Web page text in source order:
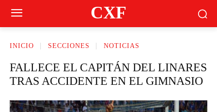
CXF
INICIO SECCIONES NOTICIAS
FALLECE EL CAPITÁN DEL LINARES
TRAS ACCIDENTE EN EL GIMNASIO